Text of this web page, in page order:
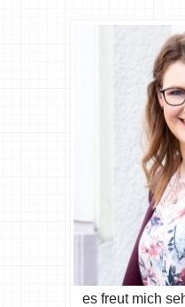
es freut mich